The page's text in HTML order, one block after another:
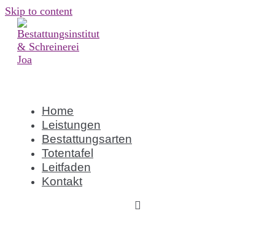
Skip to content
Home
Leistungen
Bestattungsarten
Totentafel
Leitfaden
Kontakt